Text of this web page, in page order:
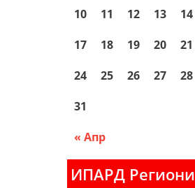
« Апр
10
11 12 13 14
17
18 19 20 21
24
25 26 27 28
31
ИПАРД Региони